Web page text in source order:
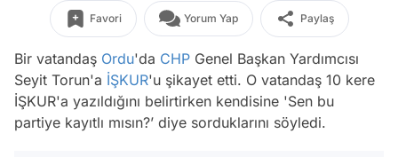
Favori Yorum Yap Paylaş
Bir vatandaş Ordu'da CHP Genel Başkan Yardımcısı
Seyit Torun'a İŞKUR'u şikayet etti. O vatandaş 10 kere
İŞKUR'a yazıldığını belirtirken kendisine 'Sen bu
partiye kayıtlı mısın?’ diye sorduklarını söyledi.